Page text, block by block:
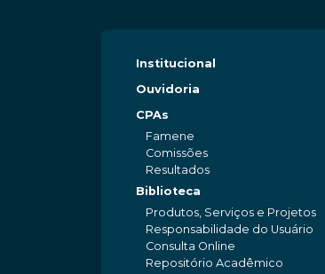
Institucional
Ouvidoria
CPAs
Famene
Comissões
Resultados
Biblioteca
Produtos, Serviços e Projetos
Responsabilidade do Usuário
Consulta Online
Repositório Acadêmico